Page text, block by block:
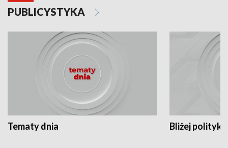
PUBLICYSTYKA
Tematy dnia Bliżej polityki